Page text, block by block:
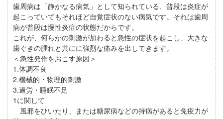
歯周病は「静かなる病気」として知られている、普段は炎症が
起こっていてもそれほど自覚症状のない病気です。それは歯周
病が普段は慢性炎症の状態だからです。
これが、何らかの刺激が加わると急性の症状を起こし、大きな
歯ぐきの腫れと共にに強烈な痛みを出してきます。
＜急性発作をおこす原因＞
1.体調不良
2.機械的・物理的刺激
3.過労・睡眠不足
1に関して
風邪をひいたり、または糖尿病などの持病があると免疫力が